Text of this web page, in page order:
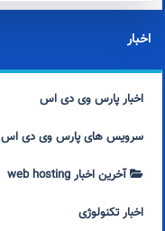
اخبار
اخبار پارس وی دی اس
سرویس های پارس وی دی اس
آخرین اخبار web hosting
اخبار تکنولوژی